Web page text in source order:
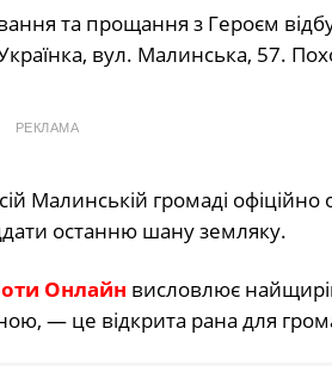
та прощання з Героєм
вул. Малинська, 57.
РЕКЛАМА
Малинській громаді
останню шану земляку.
Онлайн висловлює
— це відкрита рана для